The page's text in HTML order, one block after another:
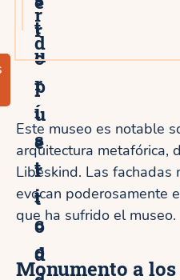
r
o
p
u
e
r
t
o
d
r
d
t
u
r
í
s
t
i
c
o
Este museo es notable
arquitectura metafórica,
Libeskind. Las fachadas
evocan poderosamente
que ha sufrido el museo.
Monumento a